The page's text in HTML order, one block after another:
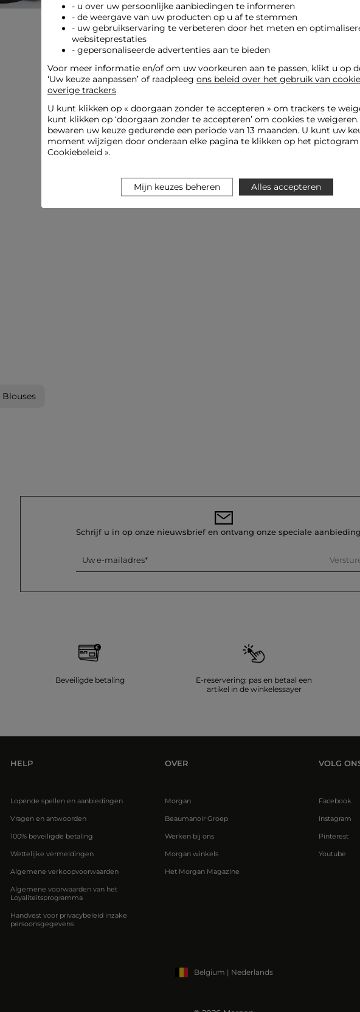
Schrijf u in op onze nieuwsbrief en ontvang onze speciale
Uw e-mailadres
Beveiligde betaling
E-reservering: pas en betaal een
artikel in de winkelessayer
HELP
Lopende spellen en aanbiedingen
Vragen en antwoorden
100% beveiligde betaling
Wettelijke vermeldingen
Algemene verkoopvoorwaarden
Algemene voorwaarden van het
Loyaliteitsprogramma
Handvest voor privacybeleid inzake
persoonsgegevens
OVER
Morgan
Beaumanoir Groep
Werken bij ons
Morgan winkels
Het Morgan Magazine
VOLG
Facebook
Instagram
Pinterest
Youtube
Belgium | Nederlands
- u over uw persoonlijke aanbiedingen te informeren
- de weergave van uw producten op u af te stemmen
- uw gebruikservaring te verbeteren door het meten en
websiteprestaties
- gepersonaliseerde advertenties aan te bieden
Voor meer informatie en/of om uw voorkeuren aan te passen, klikt u op
‘Uw keuze aanpassen’ of raadpleeg ons beleid over het gebruik van
overige trackers
U kunt klikken op « doorgaan zonder te accepteren » om trackers te
kunt klikken op ‘doorgaan zonder te accepteren’ om cookies te
bewaren uw keuze gedurende een periode van 13 maanden. U kunt uw
moment wijzigen door onderaan elke pagina te klikken op het pictogram
Cookiebeleid ».
Mijn keuzes beheren Alles accepteren